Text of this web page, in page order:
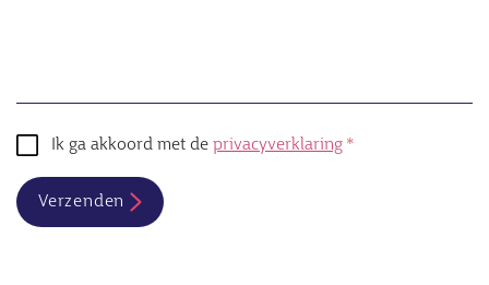
Ik ga akkoord met de privacyverklaring
Verzenden